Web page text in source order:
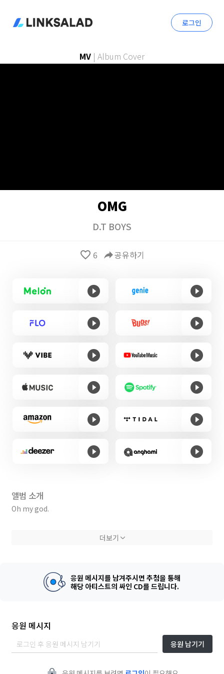
로그인
MV | Album Cover
OMG
D.T BOYS
favorite_border 6 reply공유하기
앨범 소개
Oh my god.
Composed by Wee, WLS, JayObey, ENZO
더보기
응원 메시지를 남겨주시면 추첨을 통해
해당 아티스트의 싸인 CD를 드립니다.
응원 메시지
응원 남기기